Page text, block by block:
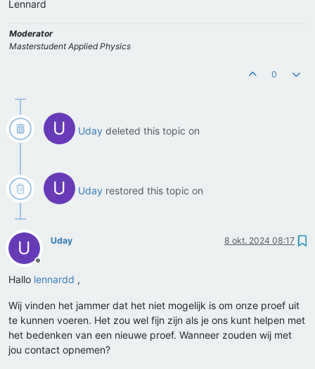
Lennard
Moderator
Masterstudent Applied Physics
0
U Uday deleted this topic on
U Uday restored this topic on
U
Offline
Uday 8 okt. 2024 08:17
Hallo lennardd ,
Wij vinden het jammer dat het niet mogelijk is om onze proef uit
te kunnen voeren. Het zou wel fijn zijn als je ons kunt helpen met
het bedenken van een nieuwe proef. Wanneer zouden wij met
jou contact opnemen?